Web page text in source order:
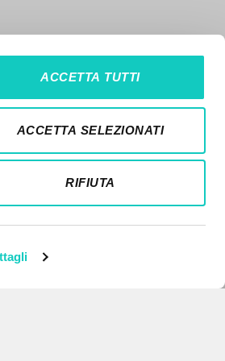
ACCETTA TUTTI
ACCETTA SELEZIONATI
RIFIUTA